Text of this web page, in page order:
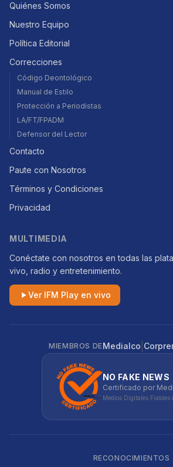
Quiénes Somos
Nuestro Equipo
Política Editorial
Correcciones
Código Deontológico
Manual de Estilo
Protección a Periodistas
LA/FT/FPADM
Defensor del Lector
Contacto
Paute con Nosotros
Términos y Condiciones
Privacidad
MULTIMEDIA
Conéctate con nosotros en todas las
vivo, radio y entretenimiento.
Ver IFM Play en vivo
MIEMBROS DEMedialco
NO FAKE NEWS
Certificado por
Medios Digitales Fiables
RECONOCIMIENTOS